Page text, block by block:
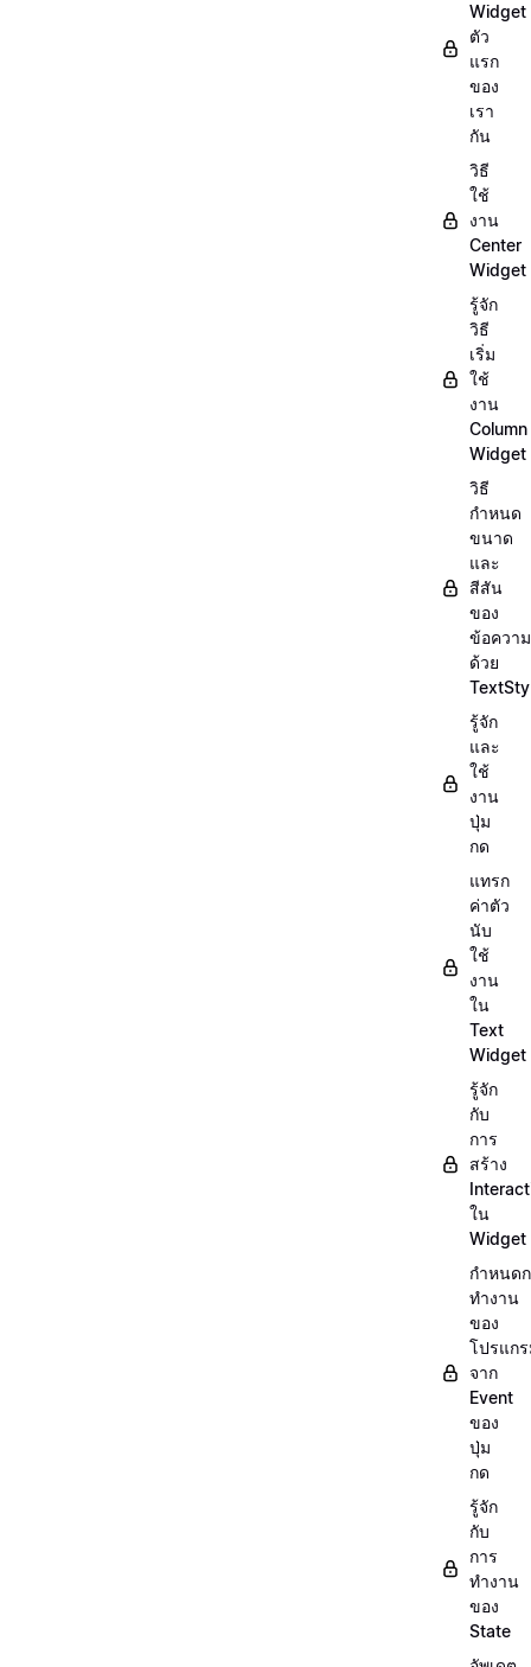
Widget
ตัว
แรก
ของ
เรา
กัน
วิธี
ใช้
งาน
Center
Widget
รู้จัก
วิธี
เริ่ม
ใช้
งาน
Column
Widget
วิธี
กำหนด
ขนาด
และ
สีสัน
ของ
ข้อความ
ด้วย
รู้จัก
และ
ใช้
งาน
ปุ่ม
กด
แทรก
ค่าตัว
นับ
ใช้
งาน
ใน
Text
Widget
รู้จัก
กับ
การ
สร้าง
ใน
Widget
กำหนด
ทำงาน
ของ
โปรแก
จาก
Event
ของ
ปุ่ม
กด
รู้จัก
กับ
การ
ทำงาน
ของ
State